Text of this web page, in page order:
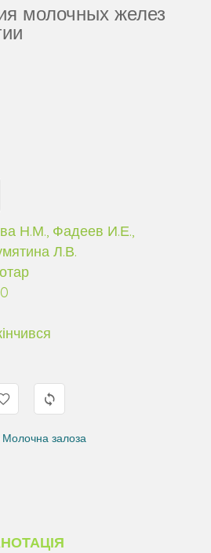
молочных желез
Н.М., Фадеев И.Е.,
Л.В.
Молочна залоза